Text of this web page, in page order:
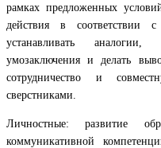
рамках предложенных
действия в соответствии
устанавливать
умозаключения и делать
сотрудничество и
сверстниками.
Личностные: развитие
коммуникативной